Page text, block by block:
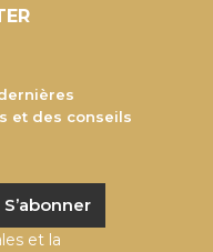
et des conseils
S’abonner
et la